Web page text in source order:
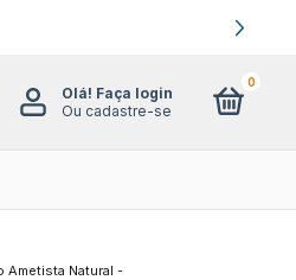
Olá! Faça login
Ou cadastre-se
0
Ametista Natural -